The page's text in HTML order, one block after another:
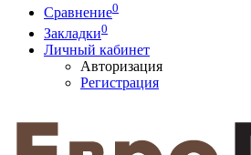
Сравнение0
Закладки0
Личный кабинет
Авторизация
Регистрация